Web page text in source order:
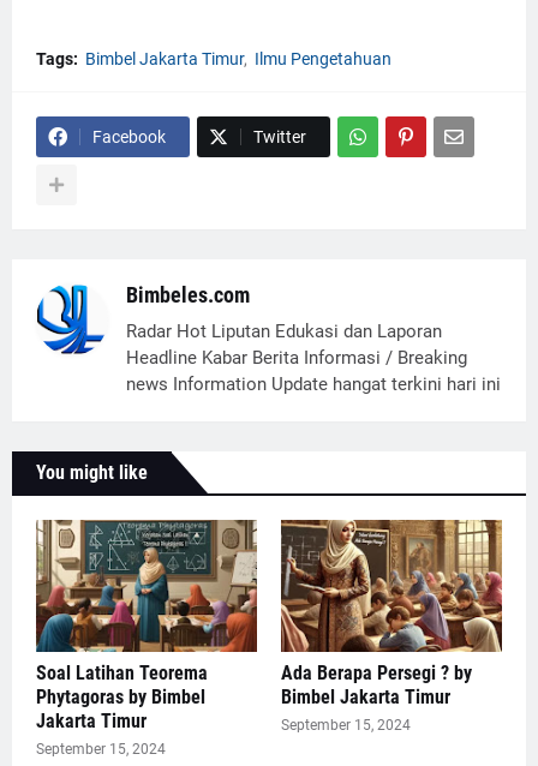
Tags: Bimbel Jakarta Timur Ilmu Pengetahuan
Facebook Twitter
Bimbeles.com
Radar Hot Liputan Edukasi dan Laporan
Headline Kabar Berita Informasi / Breaking
news Information Update hangat terkini hari ini
You might like
Soal Latihan Teorema
Phytagoras by Bimbel
Jakarta Timur
September 15, 2024
Ada Berapa Persegi ? by
Bimbel Jakarta Timur
September 15, 2024